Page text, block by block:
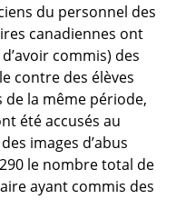
du personnel des
canadiennes ont
commis) des
contre des élèves
de la même période,
été accusés au
images d’abus
le nombre total de
ayant commis des